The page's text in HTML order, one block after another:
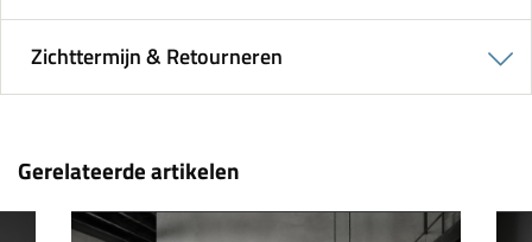
Zichttermijn & Retourneren
Gerelateerde artikelen